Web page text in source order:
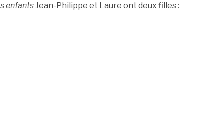
enfantsJean-Philippe et Laure ont deux filles :